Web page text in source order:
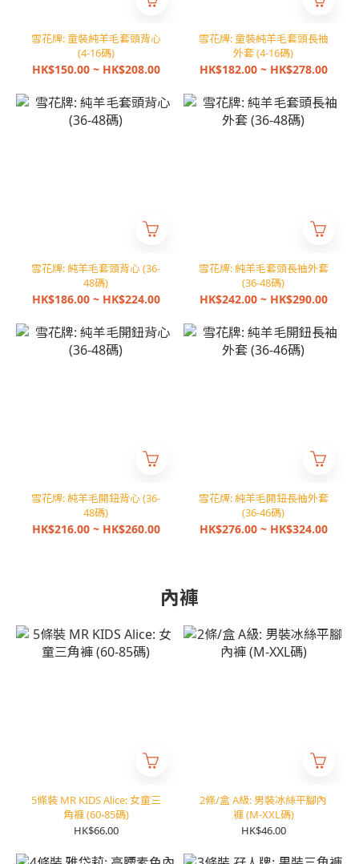
雪花牌: 童裝純羊毛套頭背心
(4-16碼)
HK$150.00 ~ HK$208.00
雪花牌: 童裝純羊毛套頭長袖
外套 (4-16碼)
HK$182.00 ~ HK$278.00
雪花牌: 純羊毛套頭背心 (36-
48碼)
HK$186.00 ~ HK$224.00
雪花牌: 純羊毛套頭長袖外套
(36-48碼)
HK$242.00 ~ HK$290.00
雪花牌: 純羊毛開鈕背心 (36-
48碼)
HK$216.00 ~ HK$260.00
雪花牌: 純羊毛開鈕長袖外套
(36-46碼)
HK$276.00 ~ HK$324.00
內褲
5條裝 MR KIDS Alice: 女童三
角褲 (60-85碼)
HK$66.00
2條/盒 A級: 男裝冰絲平腳內
褲 (M-XXL碼)
HK$46.00